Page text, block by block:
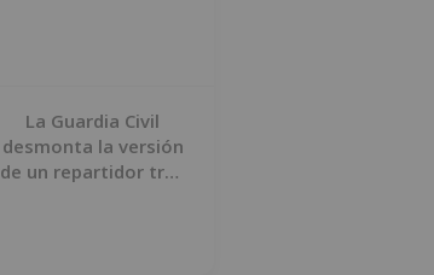
La Guardia Civil
desmonta la versión
de un repartidor tras